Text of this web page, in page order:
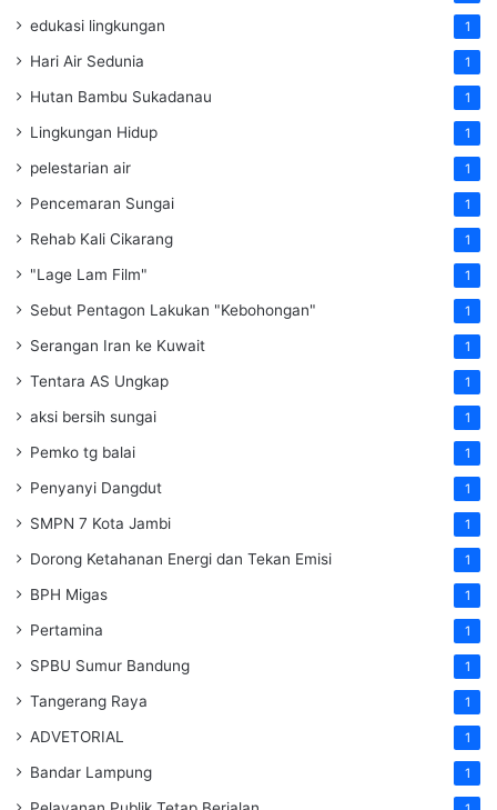
edukasi lingkungan 1
Hari Air Sedunia 1
Hutan Bambu Sukadanau 1
Lingkungan Hidup 1
pelestarian air 1
Pencemaran Sungai 1
Rehab Kali Cikarang 1
"Lage Lam Film" 1
Sebut Pentagon Lakukan "Kebohongan" 1
Serangan Iran ke Kuwait 1
Tentara AS Ungkap 1
aksi bersih sungai 1
Pemko tg balai 1
Penyanyi Dangdut 1
SMPN 7 Kota Jambi 1
Dorong Ketahanan Energi dan Tekan Emisi 1
BPH Migas 1
Pertamina 1
SPBU Sumur Bandung 1
Tangerang Raya 1
ADVETORIAL 1
Bandar Lampung 1